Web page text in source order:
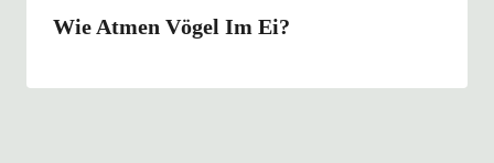
Wie Atmen Vögel Im Ei?